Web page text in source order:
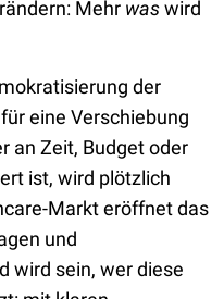
Mehr waswird
der
eine Verschiebung
an Zeit, Budget oder
ist, wird plötzlich
Markt eröffnet das
und
wird sein, wer diese